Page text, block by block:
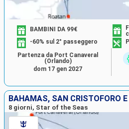
BAMBINI DA 99€
-60% sul 2° passeggero
Partenza da Port Canaveral
(Orlando)
dom 17 gen 2027
BAHAMAS, SAN CRISTOFORO
8 giorni, Star of the Seas